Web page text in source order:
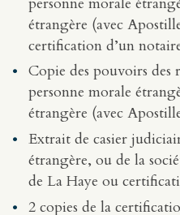
étrangère (avec
certification d’un
Copie des pouvoirs des
personne morale
étrangère (avec
Extrait de casier
étrangère, ou de la
de La Haye ou
2 copies de la